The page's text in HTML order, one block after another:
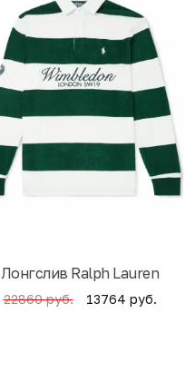
Лонгслив Ralph Lauren
22860 руб. 13764 руб.